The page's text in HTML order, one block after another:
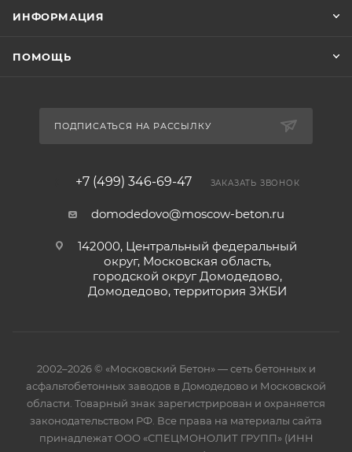
ИНФОРМАЦИЯ
ПОМОЩЬ
ПОДПИСАТЬСЯ НА РАССЫЛКУ
+7 (499) 346-69-47 ЗАКАЗАТЬ ЗВОНОК
domodedovo@moscow-beton.ru
142000, Центральный федеральный
округ, Московская область,
городской округ Домодедово,
Домодедово, территория ЗЖБИ
2002–2026 © «Московский Бетон» — сеть бетонных и
асфальтобетонных заводов в Домодедово и Московской
области. Товарный знак зарегистрирован и охраняется
законодательством РФ. Все права на материалы сайта
принадлежат ООО «СПЕЦМОНОЛИТ ГРУПП» (ИНН